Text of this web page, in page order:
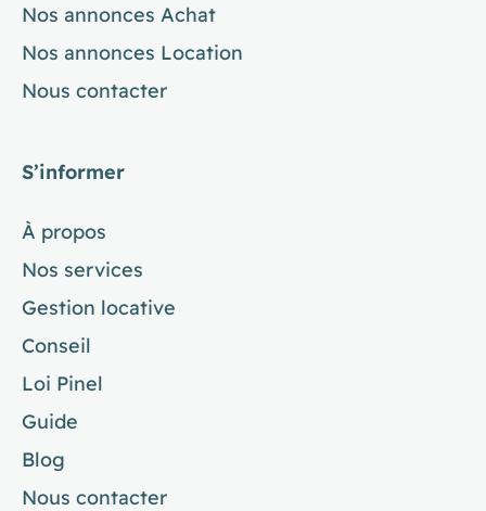
Nos annonces Achat
Nos annonces Location
Nous contacter
S’informer
À propos
Nos services
Gestion locative
Conseil
Loi Pinel
Guide
Blog
Nous contacter